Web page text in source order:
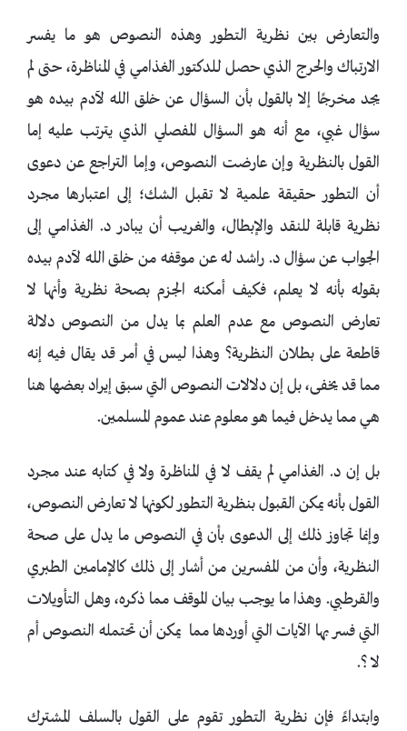
والتعارض بين نظرية التطور وهذه النصوص هو ما يفسر
الارتباك والحرج الذي حصل لـلدكتور الغذامي في المناظرة، حتى لم
يجد مخرجًا إلا بالقول بأن السؤال عن خلق الله لآدم بيده هو
سؤال غبي، مع أنه هو السؤال المفصلي الذي يترتب عليه إما
القول بالنظرية وإن عارضت النصوص، وإما التراجع عن دعوى
أن التطور حقيقة علمية لا تقبل الشك؛ إلى اعتبارها مجرد
نظرية قابلة للنقد والإبطال، والغريب أن يبادر د. الغذامي إلى
الجواب عن سؤال د. راشد له عن موقفه من خلق الله لآدم بيده
بقوله بأنه لا يعلم، فكيف أمكنه الجزم بصحة نظرية وأنها لا
تعارض النصوص مع عدم العلم بما يدل من النصوص دلالة
قاطعة على بطلان النظرية؟ وهذا ليس في أمر قد يقال فيه إنه
مما قد يخفى، بل إن دلالات النصوص التي سبق إيراد بعضها هنا
هي مما يدخل فيما هو معلوم عند عموم المسلمين.
بل إن د. الغذامي لم يقف لا في المناظرة ولا في كتابه عند مجرد
القول بأنه يمكن القبول بنظرية التطور لكونها لا تعارض النصوص،
وإنما تجاوز ذلك إلى الدعوى بأن في النصوص ما يدل على صحة
النظرية، وأن من المفسرين من أشار إلى ذلك كالإمامين الطبري
والقرطبي. وهذا ما يوجب بيان الموقف مما ذكره، وهل التأويلات
التي فسر بها الآيات التي أوردها مما يمكن أن تحتمله النصوص أم
لا ؟.
وابتداءً فإن نظرية التطور تقوم على القول بالسلف المشترك